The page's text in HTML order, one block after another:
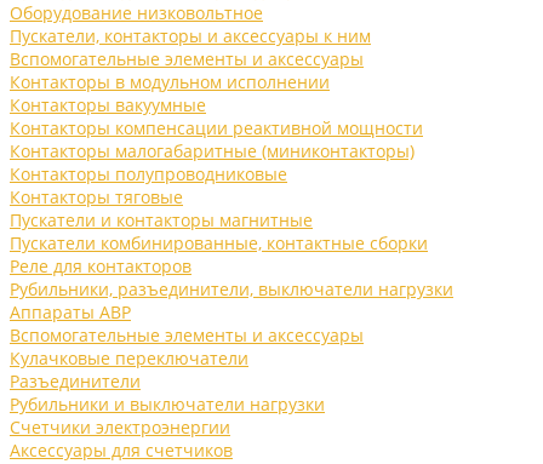
Оборудование низковольтное
Пускатели, контакторы и аксессуары к ним
Вспомогательные элементы и аксессуары
Контакторы в модульном исполнении
Контакторы вакуумные
Контакторы компенсации реактивной мощности
Контакторы малогабаритные (миниконтакторы)
Контакторы полупроводниковые
Контакторы тяговые
Пускатели и контакторы магнитные
Пускатели комбинированные, контактные сборки
Реле для контакторов
Рубильники, разъединители, выключатели нагрузки
Аппараты АВР
Вспомогательные элементы и аксессуары
Кулачковые переключатели
Разъединители
Рубильники и выключатели нагрузки
Счетчики электроэнергии
Аксессуары для счетчиков